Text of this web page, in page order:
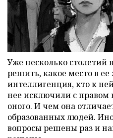
Уже несколько столетий
решить, какое место в
интеллигенция, кто к
нее исключили с правом
оного. И чем она
образованных людей.
вопросы решены раз и